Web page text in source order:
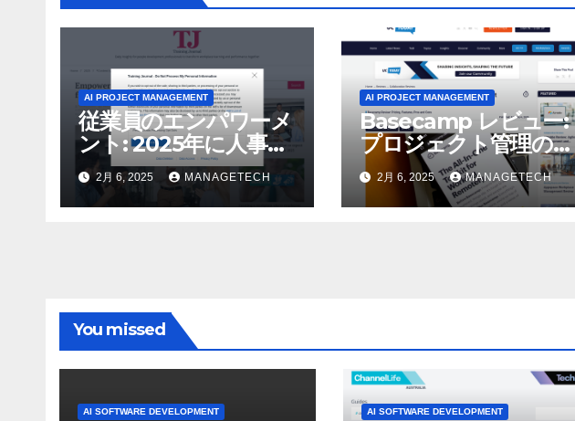
AI PROJECT MANAGEMENT
従業員のエンパワーメ
ント: 2025年に人事部
門に期待されること –
2月 6, 2025 MANAGETECH
AI PROJECT MANAGEMENT
Basecamp レビュー:
プロジェクト管理の強
力な選択肢? – UC
Today
2月 6, 2025 MANAGETECH
You missed
AI SOFTWARE DEVELOPMENT AI SOFTWARE DEVELOPMENT